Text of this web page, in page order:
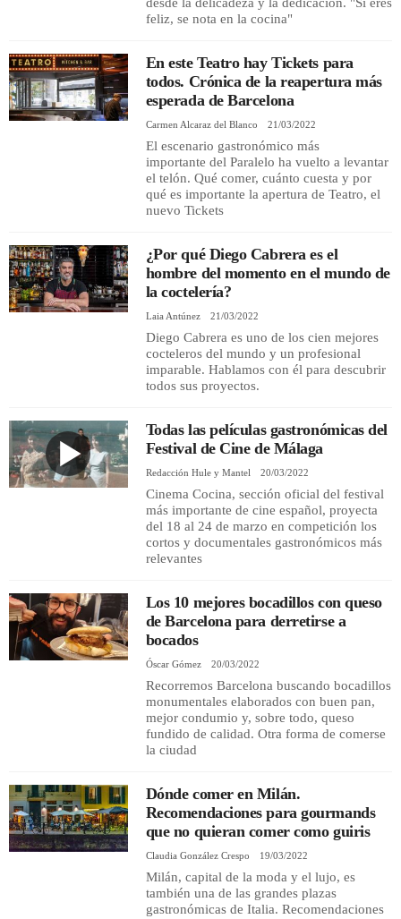
feliz, se nota en la cocina"
En este Teatro hay Tickets para
todos. Crónica de la reapertura más
esperada de Barcelona
Carmen Alcaraz del Blanco 21/03/2022
El escenario gastronómico más
importante del Paralelo ha vuelto a levantar
el telón. Qué comer, cuánto cuesta y por
qué es importante la apertura de Teatro, el
nuevo Tickets
¿Por qué Diego Cabrera es el
hombre del momento en el mundo de
la coctelería?
Laia Antúnez 21/03/2022
Diego Cabrera es uno de los cien mejores
cocteleros del mundo y un profesional
imparable. Hablamos con él para descubrir
todos sus proyectos.
Todas las películas gastronómicas del
Festival de Cine de Málaga
Redacción Hule y Mantel 20/03/2022
Cinema Cocina, sección oficial del festival
más importante de cine español, proyecta
del 18 al 24 de marzo en competición los
cortos y documentales gastronómicos más
relevantes
Los 10 mejores bocadillos con queso
de Barcelona para derretirse a
bocados
Óscar Gómez 20/03/2022
Recorremos Barcelona buscando bocadillos
monumentales elaborados con buen pan,
mejor condumio y, sobre todo, queso
fundido de calidad. Otra forma de comerse
la ciudad
Dónde comer en Milán.
Recomendaciones para gourmands
que no quieran comer como guiris
Claudia González Crespo 19/03/2022
Milán, capital de la moda y el lujo, es
también una de las grandes plazas
gastronómicas de Italia. Recomendaciones